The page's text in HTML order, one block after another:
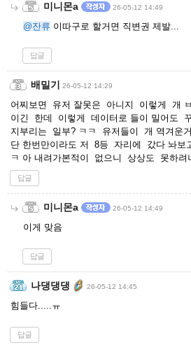
미니몬a 26-05-12 14:49
@잔류 이따구로 할거면 직변권 제발...
답글
배밀기 26-05-12 14:29
어찌보면 유저 잘못은 아니지 이렇게 개
이긴 한데 이렇게 데이터로 들이 밀어도
지부리는 일부? ㅋㅋ 유저들이 개 역겨운
단 한번만이라도 저 8등 자리에 갔다 놔보
ㅋ 아 내려가본적이 없으니 상상도 못하려
답글
미니몬a 26-05-12 14:49
이게 맞음
답글
나댕댕댕 26-05-12 14:45
힘들다.....ㅠ
답글